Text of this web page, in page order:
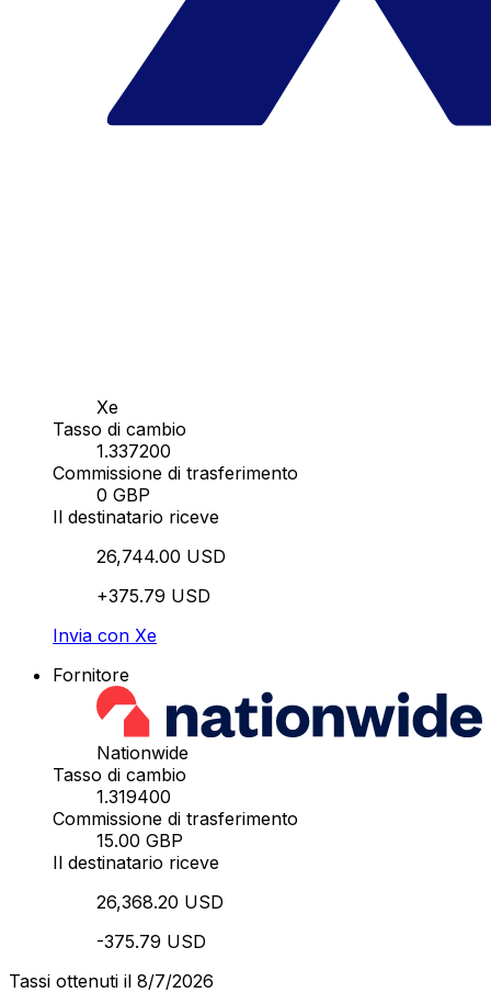
Xe
Tasso di cambio
1.337200
Commissione di trasferimento
0 GBP
Il destinatario riceve
26,744.00 USD
+375.79 USD
Invia con Xe
Fornitore
Nationwide
Tasso di cambio
1.319400
Commissione di trasferimento
15.00 GBP
Il destinatario riceve
26,368.20 USD
-375.79 USD
Tassi ottenuti il 8/7/2026